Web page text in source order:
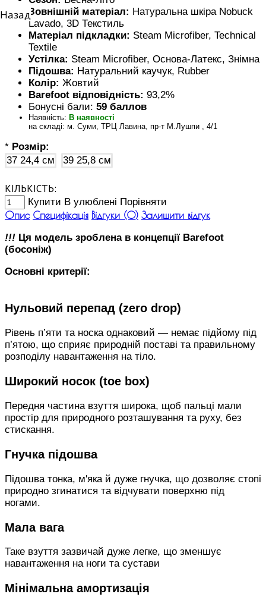
НазадЗовнішній матеріал: Натуральна шкіра Nobuck
Lavado, 3D Текстиль
Матеріал підкладки: Steam Microfiber, Technical
Textile
Устілка: Steam Microfiber, Основа-Латекс, Знімна
Підошва: Натуральний каучук, Rubber
Колір: Жовтий
Barefoot відповідність: 93,2%
Бонусні бали: 59 баллов
Наявність: В наявності
на складі: м. Суми, ТРЦ Лавина, пр-т М.Лушпи , 4/1
* Розмір:
37 24,4 см 39 25,8 см
КІЛЬКІСТЬ:
Купити В улюблені Порівняти
Опис Специфікація Відгуки (0) Залишити відгук
!!! Ця модель зроблена в концепції Barefoot
(босоніж)
Основні критерії:
Нульовий перепад (zero drop)
Рівень п’яти та носка однаковий — немає підйому під
п’ятою, що сприяє природній поставі та правильному
розподілу навантаження на тіло.
Широкий носок (toe box)
Передня частина взуття широка, щоб пальці мали
простір для природного розташування та руху, без
стискання.
Гнучка підошва
Підошва тонка, м'яка й дуже гнучка, що дозволяє стопі
природно згинатися та відчувати поверхню під
ногами.
Мала вага
Таке взуття зазвичай дуже легке, що зменшує
навантаження на ноги та сустави
Мінімальна амортизація